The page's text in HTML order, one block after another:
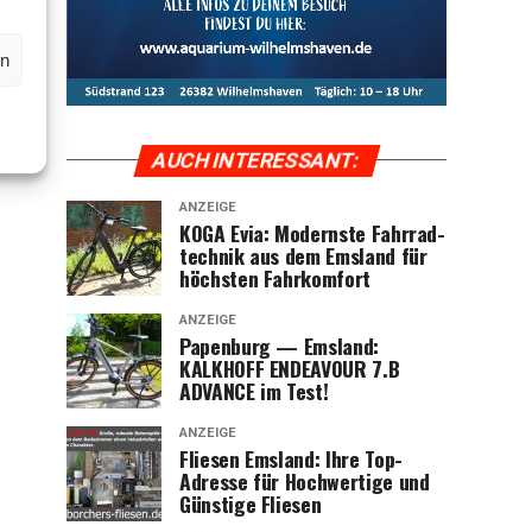
AUCH INTER­ES­SANT:
ANZEIGE
KOGA Evia: Moderns­te Fahr­rad­
tech­nik aus dem Ems­land für
höchs­ten Fahrkomfort
ANZEIGE
Papen­burg — Ems­land:
KALKHOFF ENDEAVOUR 7.B
ADVANCE im Test!
ANZEIGE
Flie­sen Ems­land: Ihre Top-
Adres­se für Hoch­wer­ti­ge und
Güns­ti­ge Fliesen